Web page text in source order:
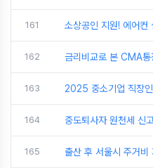
161 소상공인 지원! 에어컨
162 금리비교로 본 CMA통
163 2025 중소기업 직장
164 중도퇴사자 원천세 신
165 출산 후 서울시 주거비